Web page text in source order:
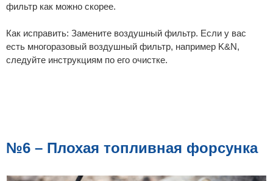
фильтр как можно скорее.
Как исправить: Замените воздушный фильтр. Если у вас
есть многоразовый воздушный фильтр, например K&N,
следуйте инструкциям по его очистке.
№6 – Плохая топливная форсунка